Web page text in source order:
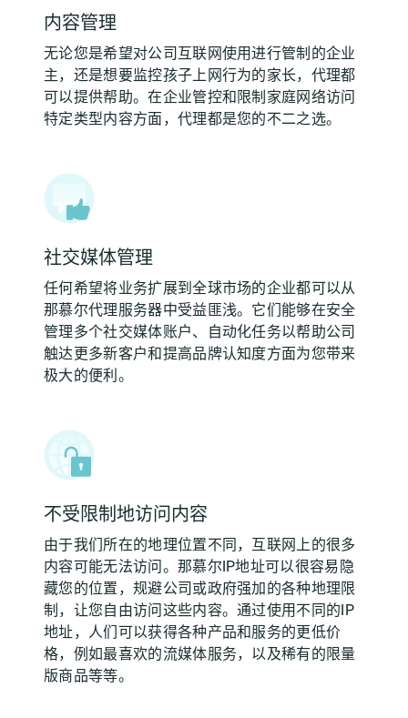
内容管理
无论您是希望对公司互联网使用进行管制的企业
主，还是想要监控孩子上网行为的家长，代理都
可以提供帮助。在企业管控和限制家庭网络访问
特定类型内容方面，代理都是您的不二之选。
社交媒体管理
任何希望将业务扩展到全球市场的企业都可以从
那慕尔代理服务器中受益匪浅。它们能够在安全
管理多个社交媒体账户、自动化任务以帮助公司
触达更多新客户和提高品牌认知度方面为您带来
极大的便利。
不受限制地访问内容
由于我们所在的地理位置不同，互联网上的很多
内容可能无法访问。那慕尔IP地址可以很容易隐
藏您的位置，规避公司或政府强加的各种地理限
制，让您自由访问这些内容。通过使用不同的IP
地址，人们可以获得各种产品和服务的更低价
格，例如最喜欢的流媒体服务，以及稀有的限量
版商品等等。